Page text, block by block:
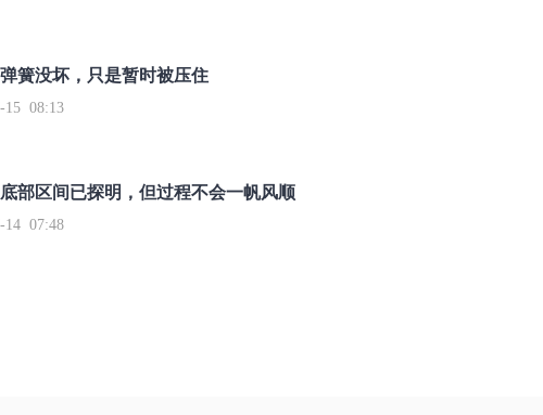
弹簧没坏，只是暂时被压住
15 08:13
底部区间已探明，但过程不会一帆风顺
14 07:48